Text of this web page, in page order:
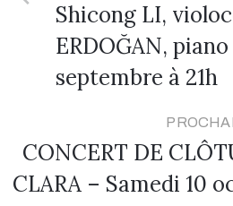
Shicong LI,
ERDOĞAN,
septembre à 21h
CONCERT DE
CLARA – Samedi 10